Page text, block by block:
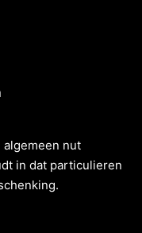
algemeen nut
in dat particulieren